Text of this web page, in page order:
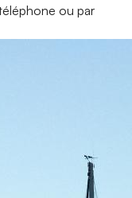
ou par